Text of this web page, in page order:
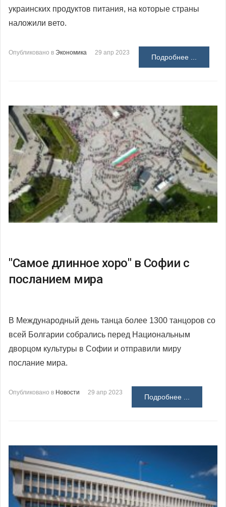
украинских продуктов питания, на которые страны
наложили вето.
Опубликовано в Экономика 29 апр 2023
Подробнее ...
"Самое длинное хоро" в Софии с
посланием мира
В Международный день танца более 1300 танцоров со
всей Болгарии собрались перед Национальным
дворцом культуры в Софии и отправили миру
послание мира.
Опубликовано в Новости 29 апр 2023
Подробнее ...